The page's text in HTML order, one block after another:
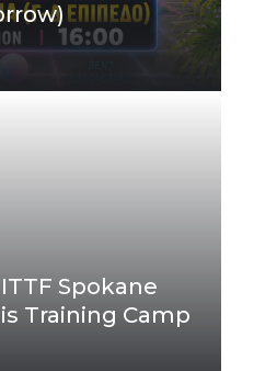
ITTF Spokane
Training Camp